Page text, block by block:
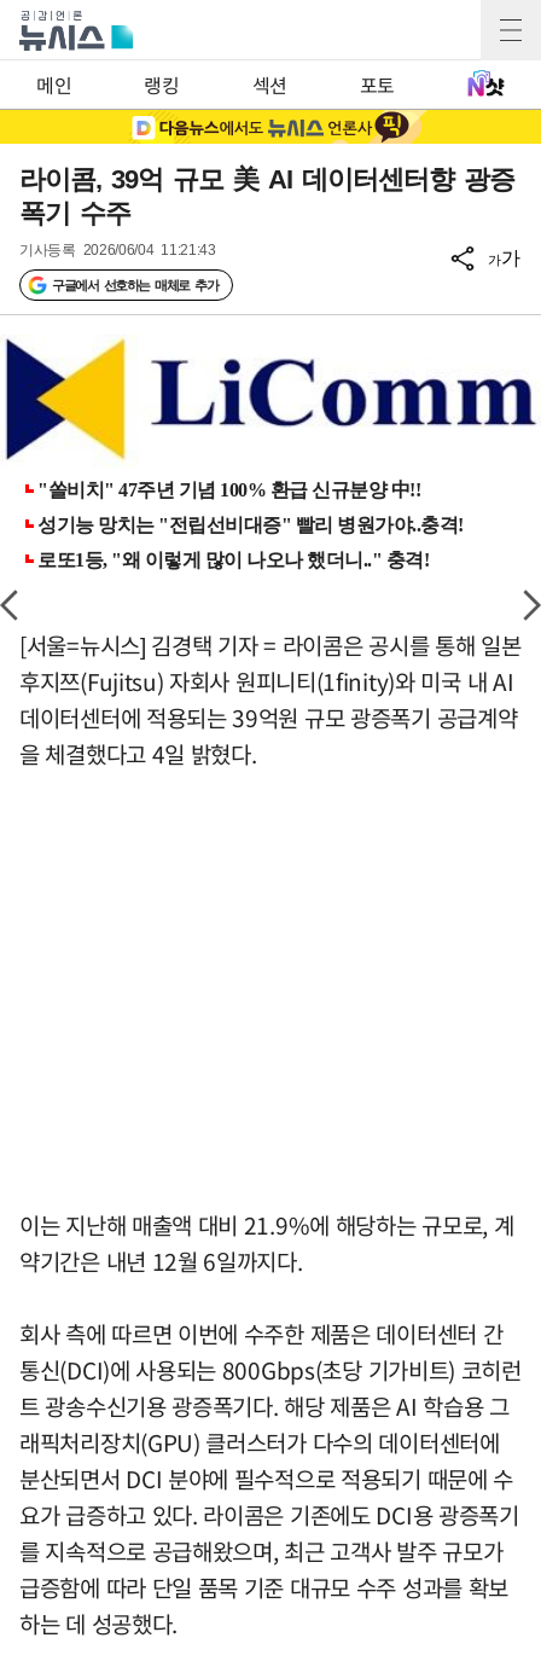
메인 랭킹 섹션 포토
라이콤, 39억 규모 美 AI 데이터센터향 광증
폭기 수주
기사등록 2026/06/04 11:21:43
구글에서 선호하는 매체로 추가
가가
[서울=뉴시스] 김경택 기자 = 라이콤은 공시를 통해 일본
후지쯔(Fujitsu) 자회사 원피니티(1finity)와 미국 내 AI
데이터센터에 적용되는 39억원 규모 광증폭기 공급계약
을 체결했다고 4일 밝혔다.
이는 지난해 매출액 대비 21.9%에 해당하는 규모로, 계
약기간은 내년 12월 6일까지다.
회사 측에 따르면 이번에 수주한 제품은 데이터센터 간
통신(DCI)에 사용되는 800Gbps(초당 기가비트) 코히런
트 광송수신기용 광증폭기다. 해당 제품은 AI 학습용 그
래픽처리장치(GPU) 클러스터가 다수의 데이터센터에
분산되면서 DCI 분야에 필수적으로 적용되기 때문에 수
요가 급증하고 있다. 라이콤은 기존에도 DCI용 광증폭기
를 지속적으로 공급해왔으며, 최근 고객사 발주 규모가
급증함에 따라 단일 품목 기준 대규모 수주 성과를 확보
하는 데 성공했다.